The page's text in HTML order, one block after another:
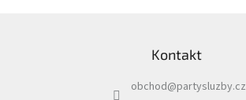
Kontakt
obchod@partysluzby.cz